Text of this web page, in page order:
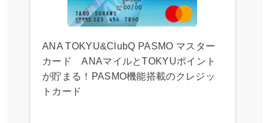
ANA TOKYU&ClubQ PASMO マスター
カード ANAマイルとTOKYUポイント
が貯まる！PASMO機能搭載のクレジッ
トカード